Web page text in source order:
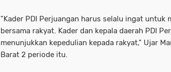
"Kader PDI Perjuangan harus selalu ingat untuk
bersama rakyat. Kader dan kepala daerah PDI
menunjukkan kepedulian kepada rakyat,"‎ Ujar
Barat 2 periode itu.